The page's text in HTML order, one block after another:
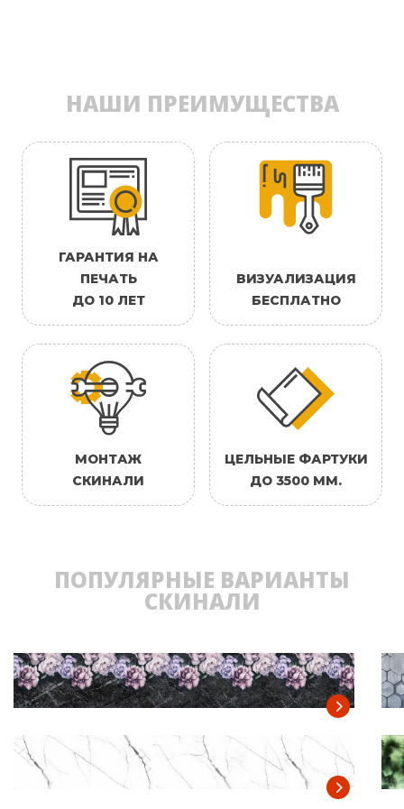
НАШИ ПРЕИМУЩЕСТВА
ГАРАНТИЯ НА
ПЕЧАТЬ
ДО 10 ЛЕТ
ВИЗУАЛИЗАЦИЯ
БЕСПЛАТНО
МОНТАЖ
СКИНАЛИ
ЦЕЛЬНЫЕ ФАРТУКИ
ДО 3500 ММ.
ПОПУЛЯРНЫЕ ВАРИАНТЫ
СКИНАЛИ